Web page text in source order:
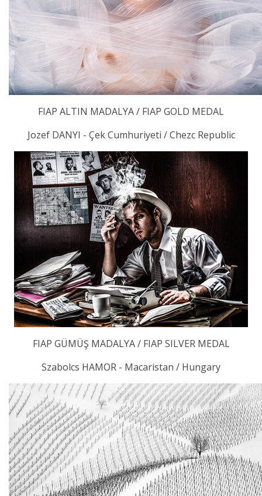
FIAP ALTIN MADALYA / FIAP GOLD MEDAL
Jozef DANYI - Çek Cumhuriyeti / Chezc Republic
FIAP GÜMÜŞ MADALYA / FIAP SILVER MEDAL
Szabolcs HAMOR - Macaristan / Hungary